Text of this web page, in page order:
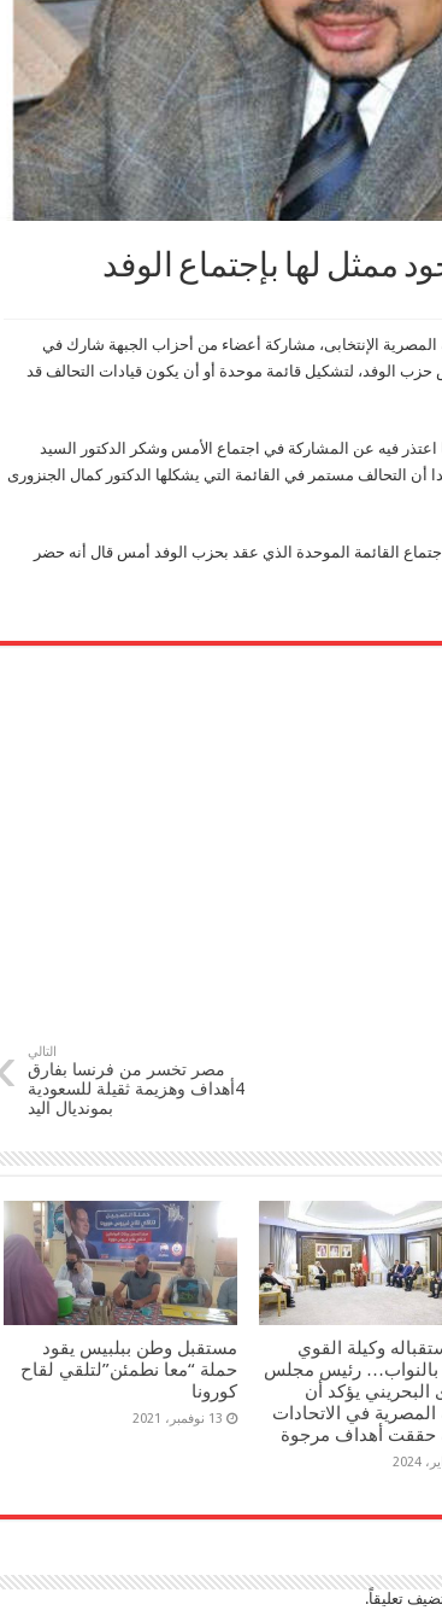
ممثل لها بإجتماع الوفد
الإنتخابى، مشاركة أعضاء من أحزاب الجبهة شارك في
حزب الوفد، لتشكيل قائمة موحدة أو أن يكون قيادات التحالف قد
فيه عن المشاركة في اجتماع الأمس وشكر الدكتور السيد
أن التحالف مستمر في القائمة التي يشكلها الدكتور كمال الجنزورى
القائمة الموحدة الذي عقد بحزب الوفد أمس قال أنه حضر
التالي
مصر تخسر من فرنسا بفارق
4أهداف وهزيمة ثقيلة للسعودية
بمونديال اليد
وكيلة القوي
بالنواب… رئيس مجلس
البحريني يؤكد أن
المصرية في الاتحادات
حققت أهداف مرجوة
مستقبل وطن ببلبيس يقود
حملة “معا نطمئن”لتلقي لقاح
كورونا
13 نوفمبر، 2021
تعليقاً.